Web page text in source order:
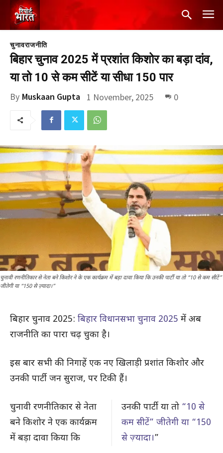
चुनावराजनीति
बिहार चुनाव 2025 में प्रशांत किशोर का बड़ा दांव,
या तो 10 से कम सीटें या सीधा 150 पार
By Muskaan Gupta 1 November, 2025 0
चुनावी रणनीतिकार से नेता बने किशोर ने के एक कार्यक्रम में बड़ा दावा किया कि उनकी पार्टी या तो “10 से कम सीटें”
जीतेगी या “150 से ज़्यादा।”
बिहार चुनाव 2025: बिहार विधानसभा चुनाव 2025 में अब
राजनीति का पारा चढ़ चुका है।
इस बार सभी की निगाहें एक नए खिलाड़ी प्रशांत किशोर और
उनकी पार्टी जन सुराज, पर टिकी हैं।
चुनावी रणनीतिकार से नेता
बने किशोर ने एक कार्यक्रम
में बड़ा दावा किया कि
उनकी पार्टी या तो “10 से
कम सीटें” जीतेगी या “150
से ज़्यादा।”